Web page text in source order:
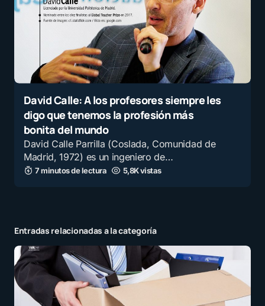
David Calle: A los profesores siempre les
digo que tenemos la profesión más
bonita del mundo
David Calle Parrilla (Coslada, Comunidad de
Madrid, 1972) es un ingeniero de…
7 minutos de lectura 5,8K vistas
Entradas relacionadas a la categoría